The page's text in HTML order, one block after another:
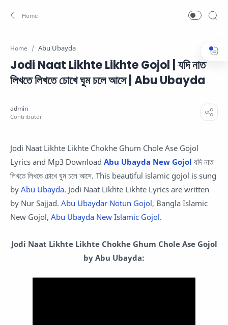
Home Abu Ubayda
Jodi Naat Likhte Likhte Gojol | যদি নাত
লিখতে লিখতে চোখে ঘুম চলে আসে | Abu Ubayda
Jodi Naat Likhte Likhte Chokhe Ghum Chole Ase Gojol
Lyrics and Mp3 Download Abu Ubayda New Gojol যদি নাত
লিখতে লিখতে চোখে ঘুম চলে আসে. This beautiful islamic gojol is sung
by Abu Ubayda. Jodi Naat Likhte Likhte Lyrics are written
by Nur Sajjad. Abu Ubaydar Notun Gojol, Bangla Islamic
New Gojol, Abu Ubayda New Islamic Gojol.
Jodi Naat Likhte Likhte Chokhe Ghum Chole Ase Gojol
by Abu Ubayda: